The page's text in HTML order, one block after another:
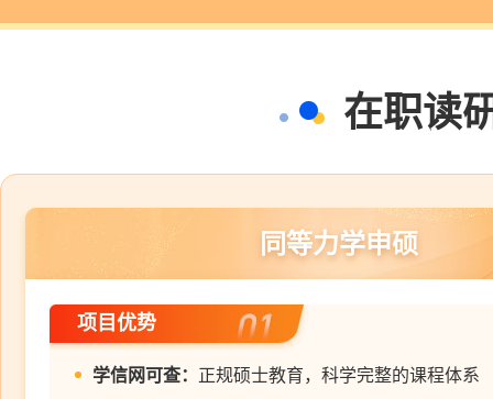
在职读
同等力学申硕
项目优势
学信网可查： 正规硕士教育，科学完整的课程体系